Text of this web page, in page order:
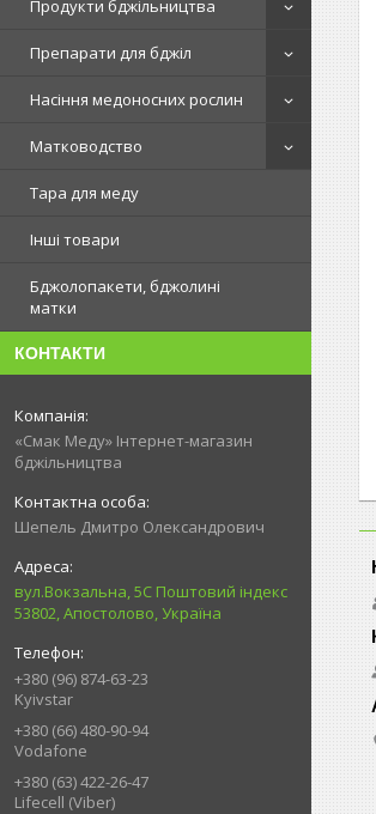
Продукти бджільництва
Препарати для бджіл
Насіння медоносних рослин
Матководство
Тара для меду
Інші товари
Бджолопакети, бджолині
матки
КОНТАКТИ
«Смак Меду» Інтернет-магазин
бджільництва
Шепель Дмитро Олександрович
вул.Вокзальна, 5С Поштовий індекс
53802, Апостолово, Україна
+380 (96) 874-63-23
Kyivstar
+380 (66) 480-90-94
Vodafone
+380 (63) 422-26-47
Lifecell (Viber)